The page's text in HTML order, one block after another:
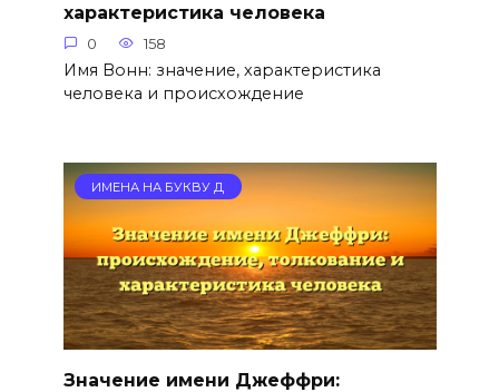
характеристика человека
0 158
Имя Вонн: значение, характеристика
человека и происхождение
ИМЕНА НА БУКВУ Д
Значение имени Джеффри: